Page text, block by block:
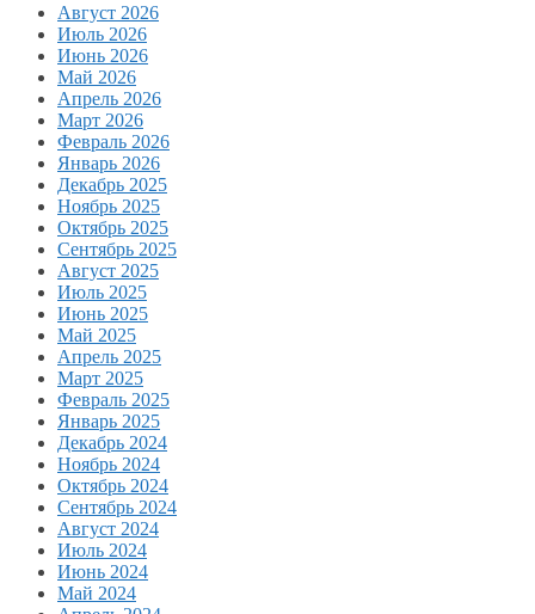
Август 2026
Июль 2026
Июнь 2026
Май 2026
Апрель 2026
Март 2026
Февраль 2026
Январь 2026
Декабрь 2025
Ноябрь 2025
Октябрь 2025
Сентябрь 2025
Август 2025
Июль 2025
Июнь 2025
Май 2025
Апрель 2025
Март 2025
Февраль 2025
Январь 2025
Декабрь 2024
Ноябрь 2024
Октябрь 2024
Сентябрь 2024
Август 2024
Июль 2024
Июнь 2024
Май 2024